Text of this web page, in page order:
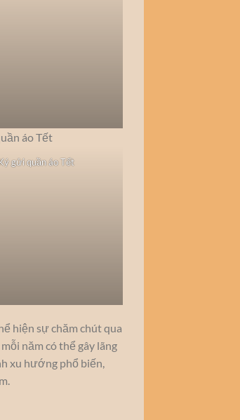
gửi quần áo Tết
hiện sự chăm chút qua
năm có thể gây lãng
xu hướng phổ biến,